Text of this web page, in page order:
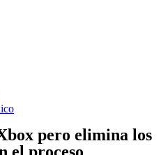
pero elimina los